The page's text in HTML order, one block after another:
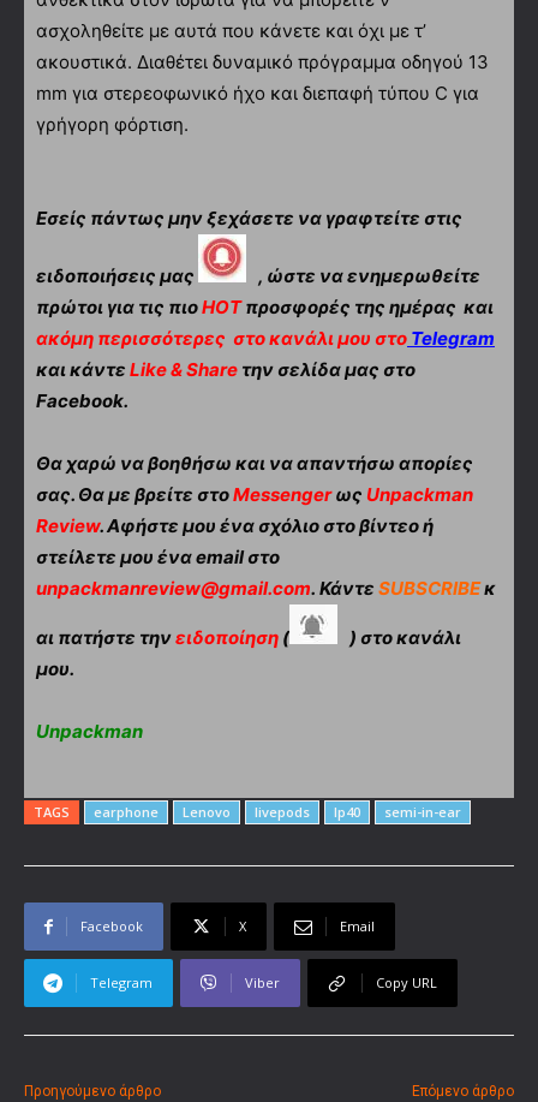
ασχοληθείτε με αυτά που κάνετε και όχι με τ’
ακουστικά. Διαθέτει δυναμικό πρόγραμμα οδηγού 13
mm για στερεοφωνικό ήχο και διεπαφή τύπου C για
γρήγορη φόρτιση.
Εσείς πάντως μην ξεχάσετε να γραφτείτε στις
ειδοποιήσεις μας
, ώστε να ενημερωθείτε
πρώτοι για τις πιοHOTπροσφορές της ημέρας και
ακόμη περισσότερες στο κανάλι μου στο Telegram
και κάντε Like & Share την σελίδα μας στο
Facebook.
Θα χαρώ να βοηθήσω και να απαντήσω απορίες
σας. Θα με βρείτε στοMessengerως Unpackman
Review. Αφήστε μου ένα σχόλιο στο βίντεο ή
στείλετε μου ένα email στο
unpackmanreview@gmail.com. Κάντε SUBSCRIBEκ
αι πατήστε τηνειδοποίηση (
) στο κανάλι
μου.
Unpackman
TAGS earphone Lenovo livepods lp40 semi-in-ear
Facebook X Email
Telegram Viber Copy URL
Προηγούμενο άρθρο Επόμενο άρθρο